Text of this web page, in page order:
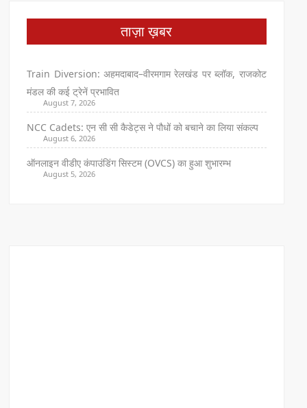
ताज़ा ख़बर
Train Diversion: अहमदाबाद–वीरमगाम रेलखंड पर ब्लॉक, राजकोट
मंडल की कई ट्रेनें प्रभावित
August 7, 2026
NCC Cadets: एन सी सी कैडेट्स ने पौधों को बचाने का लिया संकल्प
August 6, 2026
ऑनलाइन वीडीए कंपाउंडिंग सिस्टम (OVCS) का हुआ शुभारम्भ
August 5, 2026